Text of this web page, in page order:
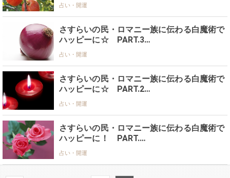
占い・開運
占い・開運
さすらいの民・ロマニー族に伝わる白魔術で
ハッピーに☆ PART.3…
占い・開運
さすらいの民・ロマニー族に伝わる白魔術で
ハッピーに☆ PART.2…
占い・開運
さすらいの民・ロマニー族に伝わる白魔術で
ハッピーに！ PART.…